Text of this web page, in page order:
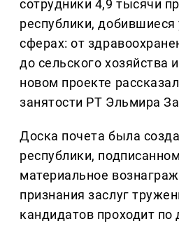
сотрудники 4,9 тысячи
республики,
сферах: от
до сельского хозяйства
новом проекте
занятости РТ Эльмира
Доска почета была
республики,
материальное
признания заслуг
кандидатов проходит